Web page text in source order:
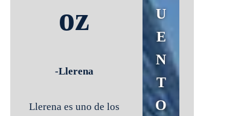
oz
-Llerena
Llerena es uno de los
U
E
N
T
O